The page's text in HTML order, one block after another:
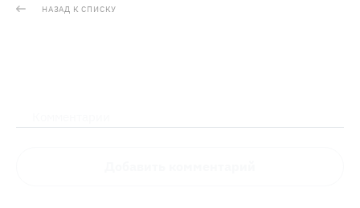
НАЗАД К СПИСКУ